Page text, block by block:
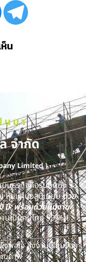
น
นมา
จำกัด
Limited )
นินธุรกิจคือรับติดตั้ง รื้อ
น หุ้มแผ่นอลูมิเนียมด้วย
ปี พร้อมด้วยทีมงาน
นเป็นคนไทย 99 %)
พอใจ ส่งงานเรียบร้อย
ณภาพ